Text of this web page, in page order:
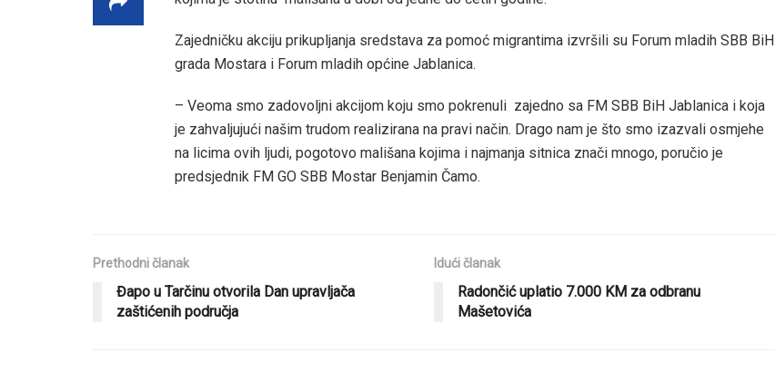
Zajedničku akciju prikupljanja sredstava za pomoć migrantima izvršili su Forum mladih SBB BiH
grada Mostara i Forum mladih općine Jablanica.
– Veoma smo zadovoljni akcijom koju smo pokrenuli zajedno sa FM SBB BiH Jablanica i koja
je zahvaljujući našim trudom realizirana na pravi način. Drago nam je što smo izazvali osmjehe
na licima ovih ljudi, pogotovo mališana kojima i najmanja sitnica znači mnogo, poručio je
predsjednik FM GO SBB Mostar Benjamin Čamo.
Prethodni članak
Đapo u Tarčinu otvorila Dan upravljača
zaštićenih područja
Idući članak
Radončić uplatio 7.000 KM za odbranu
Mašetovića